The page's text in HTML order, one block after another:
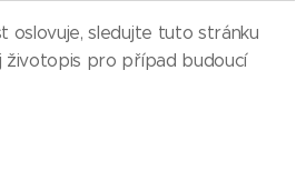
oslovuje, sledujte tuto stránku
životopis pro případ budoucí